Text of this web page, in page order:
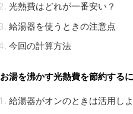
光熱費はどれが一番安い？
給湯器を使うときの注意点
今回の計算方法
お湯を沸かす光熱費を節約する
給湯器がオンのときは活用し